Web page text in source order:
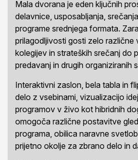
Mala dvorana je eden ključnih
delavnice, usposabljanja,
programe srednjega formata.
prilagodljivosti gosti zelo različne
kolegijev in strateških srečanj do
predavanj in drugih organiziranih
Interaktivni zaslon, bela tabla in
delo z vsebinami, vizualizacijo
programov v živo kot hibridnih
omogoča različne postavitve
programa, obilica naravne
prijetno okolje za zbrano delo in